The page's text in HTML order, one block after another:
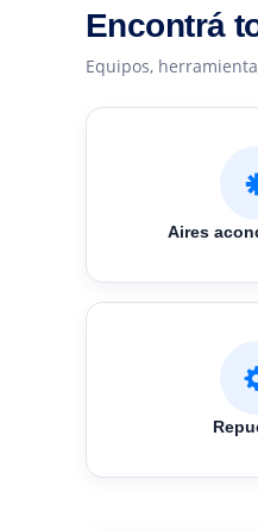
Encontrá
Equipos,
Aires